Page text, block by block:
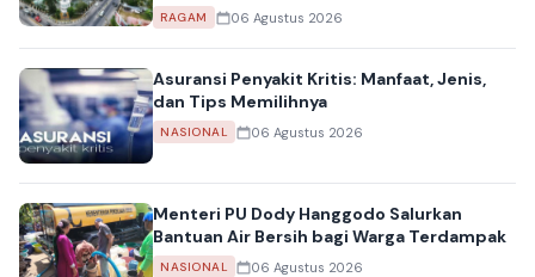
RAGAM 06 Agustus 2026
Asuransi Penyakit Kritis: Manfaat, Jenis,
dan Tips Memilihnya
NASIONAL 06 Agustus 2026
Menteri PU Dody Hanggodo Salurkan
Bantuan Air Bersih bagi Warga Terdampak
NASIONAL 06 Agustus 2026